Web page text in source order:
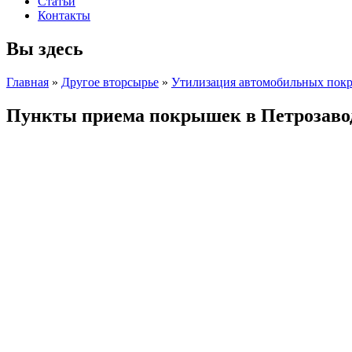
Контакты
Вы здесь
Главная » Другое вторсырье » Утилизация автомобильных
Пункты приема покрышек в